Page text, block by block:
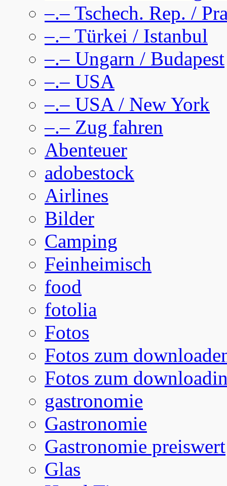
–.– Tschech. Rep. /
–.– Türkei / Istanbul
–.– Ungarn / Budapest
–.– USA
–.– USA / New York
–.– Zug fahren
Abenteuer
adobestock
Airlines
Bilder
Camping
Feinheimisch
food
fotolia
Fotos
Fotos zum
Fotos zum
gastronomie
Gastronomie
Gastronomie preiswert
Glas